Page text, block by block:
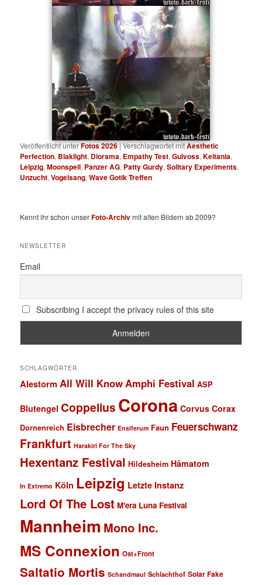
Veröffentlicht unterFotos 2026|Verschlagwortet mitAesthetic
Perfection, Blaklight, Diorama, Empathy Test,Gulvoss,Keltania,
Leipzig,Moonspell, Panzer AG, Patty Gurdy,Solitary Experiments,
Unzucht,Vogelsang,Wave Gotik Treffen
Kennt ihr schon unserFoto-Archivmit alten Bildern ab 2009?
NEWSLETTER
Email
Subscribing I accept the privacy rules of this site
SCHLAGWÖRTER
Alestorm All Will KnowAmphi Festival ASP
Blutengel Coppelius Corona Corvus Corax
Dornenreich Eisbrecher Ensiferum Faun Feuerschwanz
Frankfurt Harakiri For The Sky
Hexentanz Festival Hildesheim Hämatom
In Extremo Köln Leipzig Letzte Instanz
Lord Of The Lost M'era Luna Festival
Mannheim Mono Inc.
MS Connexion Ost+Front
Saltatio Mortis Schandmaul Schlachthof Solar Fake